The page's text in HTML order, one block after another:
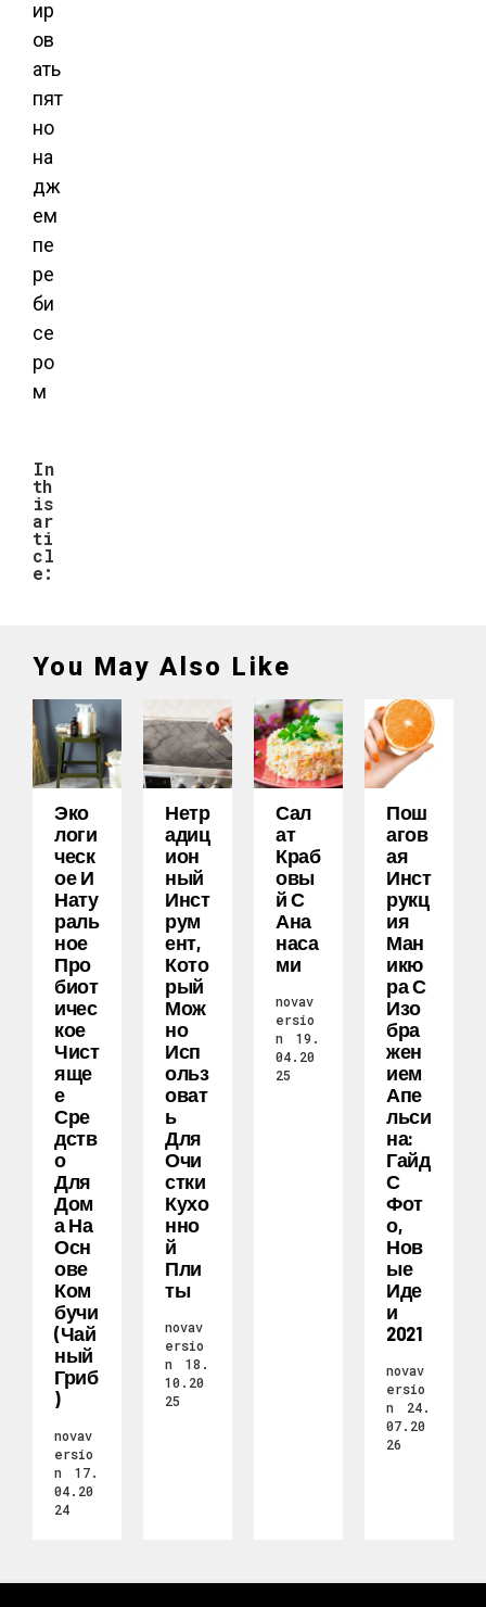
In
th
is
ar
ti
cl
e:
You May Also Like
Эко
Логи
Ческ
Ое И
Нату
Раль
Ное
Про
Биот
Ичес
Кое
Чист
Яще
Е
Сре
Дств
О
Для
Дом
А На
Осн
Ове
Ком
Бучи
(чай
Ный
Гриб
)
novav
ersio
n
17.
04.20
24
Нетр
Адиц
Ион
Ный
Инст
Рум
Ент,
Кото
Рый
Мож
Но
Исп
Ольз
Оват
Ь
Для
Очи
Стки
Кухо
Нно
Й
Пли
Ты
novav
ersio
n
18.
10.20
25
Сал
Ат
Краб
Овы
Й С
Ана
Наса
Ми
novav
ersio
n
19.
04.20
25
Пош
Агов
Ая
Инст
Рукц
Ия
Ман
Икю
Ра С
Изо
Бра
Жен
Ием
Апе
Льси
На:
Гайд
С
Фот
О,
Нов
Ые
Иде
И
2021
novav
ersio
n
24.
07.20
26